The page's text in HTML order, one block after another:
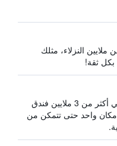
ملايين النزلاء، مثلك
بكل ثقة!
يبحث HotelsCombined في أكثر من 3 ملايين فندق
واحد حتى تتمكن من